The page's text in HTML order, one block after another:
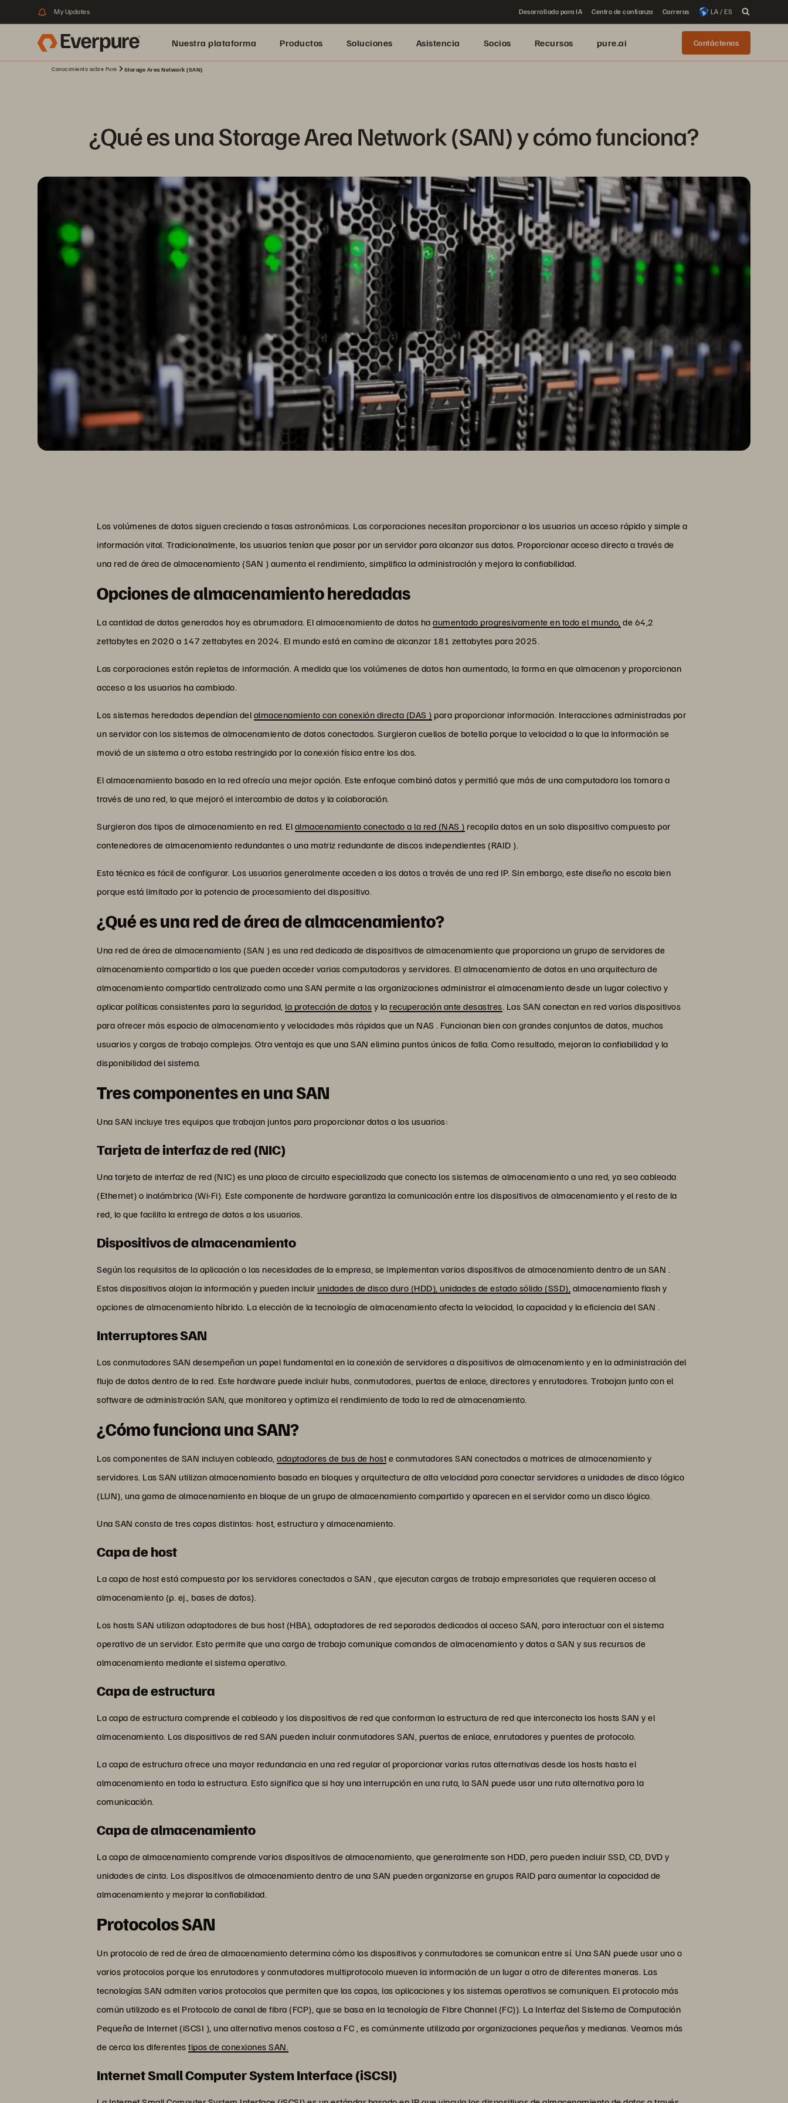
My Updates Desarrollado para IA Centro de confianza Carreras LA / ES
Nuestra plataforma Productos Soluciones Asistencia Socios Recursos pure.ai Contáctenos
Conocimiento sobre Pure Storage Area Network (SAN)
¿Qué es una Storage Area Network (SAN) y cómo funciona?
Los volúmenes de datos siguen creciendo a tasas astronómicas. Las corporaciones necesitan proporcionar a los usuarios un acceso rápido y simple a
información vital. Tradicionalmente, los usuarios tenían que pasar por un servidor para alcanzar sus datos. Proporcionar acceso directo a través de
una red de área de almacenamiento (SAN ) aumenta el rendimiento, simplifica la administración y mejora la confiabilidad.
Opciones de almacenamiento heredadas
La cantidad de datos generados hoy es abrumadora. El almacenamiento de datos haaumentado progresivamente en todo el mundo, de 64,2
zettabytes en 2020 a 147 zettabytes en 2024. El mundo está en camino de alcanzar 181 zettabytes para 2025.
Las corporaciones están repletas de información. A medida que los volúmenes de datos han aumentado, la forma en que almacenan y proporcionan
acceso a los usuarios ha cambiado.
Los sistemas heredados dependían del almacenamiento con conexión directa (DAS ) para proporcionar información. Interacciones administradas por
un servidor con los sistemas de almacenamiento de datos conectados. Surgieron cuellos de botella porque la velocidad a la que la información se
movió de un sistema a otro estaba restringida por la conexión física entre los dos.
El almacenamiento basado en la red ofrecía una mejor opción. Este enfoque combinó datos y permitió que más de una computadora los tomara a
través de una red, lo que mejoró el intercambio de datos y la colaboración.
Surgieron dos tipos de almacenamiento en red. El almacenamiento conectado a la red (NAS ) recopila datos en un solo dispositivo compuesto por
contenedores de almacenamiento redundantes o una matriz redundante de discos independientes (RAID ).
Esta técnica es fácil de configurar. Los usuarios generalmente acceden a los datos a través de una red IP. Sin embargo, este diseño no escala bien
porque está limitado por la potencia de procesamiento del dispositivo.
¿Qué es una red de área de almacenamiento?
Una red de área de almacenamiento (SAN ) es una red dedicada de dispositivos de almacenamiento que proporciona un grupo de servidores de
almacenamiento compartido a los que pueden acceder varias computadoras y servidores. El almacenamiento de datos en una arquitectura de
almacenamiento compartido centralizado como una SAN permite a las organizaciones administrar el almacenamiento desde un lugar colectivo y
aplicar políticas consistentes para la seguridad,la protección de datos y la recuperación ante desastres. Las SAN conectan en red varios dispositivos
para ofrecer más espacio de almacenamiento y velocidades más rápidas que un NAS . Funcionan bien con grandes conjuntos de datos, muchos
usuarios y cargas de trabajo complejas. Otra ventaja es que una SAN elimina puntos únicos de falla. Como resultado, mejoran la confiabilidad y la
disponibilidad del sistema.
Tres componentes en una SAN
Una SAN incluye tres equipos que trabajan juntos para proporcionar datos a los usuarios:
Tarjeta de interfaz de red (NIC)
Una tarjeta de interfaz de red (NIC) es una placa de circuito especializada que conecta los sistemas de almacenamiento a una red, ya sea cableada
(Ethernet) o inalámbrica (Wi-Fi). Este componente de hardware garantiza la comunicación entre los dispositivos de almacenamiento y el resto de la
red, lo que facilita la entrega de datos a los usuarios.
Dispositivos de almacenamiento
Según los requisitos de la aplicación o las necesidades de la empresa, se implementan varios dispositivos de almacenamiento dentro de un SAN .
Estos dispositivos alojan la información y pueden incluirunidades de disco duro (HDD), unidades de estado sólido (SSD), almacenamiento flash y
opciones de almacenamiento híbrido. La elección de la tecnología de almacenamiento afecta la velocidad, la capacidad y la eficiencia del SAN .
Interruptores SAN
Los conmutadores SAN desempeñan un papel fundamental en la conexión de servidores a dispositivos de almacenamiento y en la administración del
flujo de datos dentro de la red. Este hardware puede incluir hubs, conmutadores, puertas de enlace, directores y enrutadores. Trabajan junto con el
software de administración SAN, que monitorea y optimiza el rendimiento de toda la red de almacenamiento.
¿Cómo funciona una SAN?
Los componentes de SAN incluyen cableado,adaptadores de bus de host e conmutadores SAN conectados a matrices de almacenamiento y
servidores. Las SAN utilizan almacenamiento basado en bloques y arquitectura de alta velocidad para conectar servidores a unidades de disco lógico
(LUN), una gama de almacenamiento en bloque de un grupo de almacenamiento compartido y aparecen en el servidor como un disco lógico.
Una SAN consta de tres capas distintas: host, estructura y almacenamiento.
Capa de host
La capa de host está compuesta por los servidores conectados a SAN , que ejecutan cargas de trabajo empresariales que requieren acceso al
almacenamiento (p. ej., bases de datos).
Los hosts SAN utilizan adaptadores de bus host (HBA), adaptadores de red separados dedicados al acceso SAN, para interactuar con el sistema
operativo de un servidor. Esto permite que una carga de trabajo comunique comandos de almacenamiento y datos a SAN y sus recursos de
almacenamiento mediante el sistema operativo.
Capa de estructura
La capa de estructura comprende el cableado y los dispositivos de red que conforman la estructura de red que interconecta los hosts SAN y el
almacenamiento. Los dispositivos de red SAN pueden incluir conmutadores SAN, puertas de enlace, enrutadores y puentes de protocolo.
La capa de estructura ofrece una mayor redundancia en una red regular al proporcionar varias rutas alternativas desde los hosts hasta el
almacenamiento en toda la estructura. Esto significa que si hay una interrupción en una ruta, la SAN puede usar una ruta alternativa para la
comunicación.
Capa de almacenamiento
La capa de almacenamiento comprende varios dispositivos de almacenamiento, que generalmente son HDD, pero pueden incluir SSD, CD, DVD y
unidades de cinta. Los dispositivos de almacenamiento dentro de una SAN pueden organizarse en grupos RAID para aumentar la capacidad de
almacenamiento y mejorar la confiabilidad.
Protocolos SAN
Un protocolo de red de área de almacenamiento determina cómo los dispositivos y conmutadores se comunican entre sí. Una SAN puede usar uno o
varios protocolos porque los enrutadores y conmutadores multiprotocolo mueven la información de un lugar a otro de diferentes maneras. Las
tecnologías SAN admiten varios protocolos que permiten que las capas, las aplicaciones y los sistemas operativos se comuniquen. El protocolo más
común utilizado es el Protocolo de canal de fibra (FCP), que se basa en la tecnología de Fibre Channel (FC)). La Interfaz del Sistema de Computación
Pequeña de Internet (iSCSI ), una alternativa menos costosa a FC , es comúnmente utilizada por organizaciones pequeñas y medianas. Veamos más
de cerca los diferentestipos de conexiones SAN.
Internet Small Computer System Interface (iSCSI)